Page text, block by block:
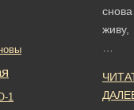
снова
живу,
1